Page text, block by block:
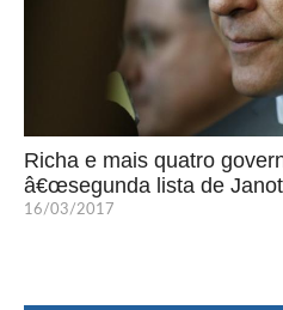
Richa e mais quatro
â€œsegunda lista de
16/03/2017